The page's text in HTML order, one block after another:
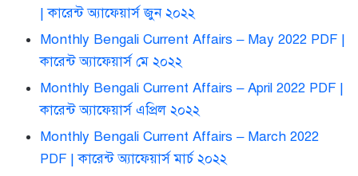
| কারেন্ট অ্যাফেয়ার্স জুন ২০২২
Monthly Bengali Current Affairs – May 2022 PDF |
কারেন্ট অ্যাফেয়ার্স মে ২০২২
Monthly Bengali Current Affairs – April 2022 PDF |
কারেন্ট অ্যাফেয়ার্স এপ্রিল ২০২২
Monthly Bengali Current Affairs – March 2022
PDF | কারেন্ট অ্যাফেয়ার্স মার্চ ২০২২